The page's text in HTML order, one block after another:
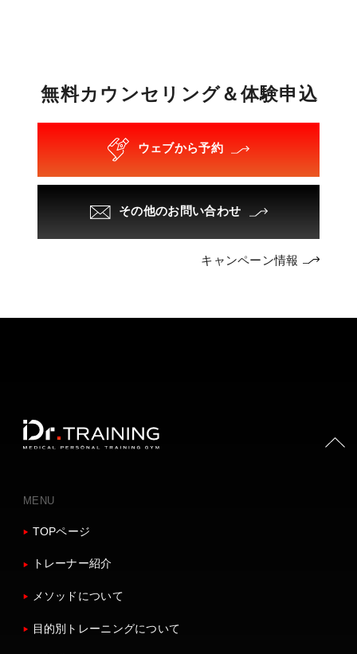
無料カ ウ ンセ リ ング＆体験申込
ウェブから予約
その他のお問い合わせ
キャンペーン情報
MENU
TOPページ
トレーナー紹介
メソッドについて
目的別トレーニングについて